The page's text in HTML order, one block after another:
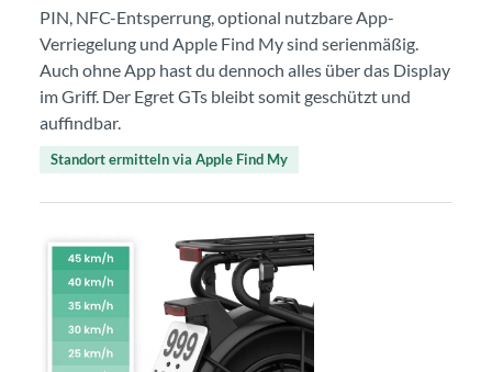
PIN, NFC-Entsperrung, optional nutzbare App-
Verriegelung und Apple Find My sind serienmäßig.
Auch ohne App hast du dennoch alles über das Display
im Griff. Der Egret GTs bleibt somit geschützt und
auffindbar.
Standort ermitteln via Apple Find My